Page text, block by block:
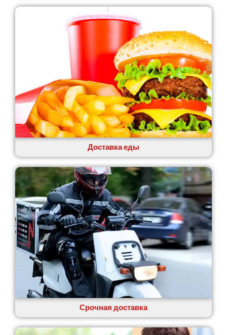
Лубны
Лука-Мелешковская
Миргород
Авангард
Нетешин
Нежин
Никитинцы
Николаев
Никополь
Новоалександровка
Новомосковск
Новоселки
Нововолынск
Обухов
Обуховка
Одесса
Острог
Павлоград
Переяслав
Первомайск
Песочин
Петриков
Петропавловская Борщаговка
Подгородное
Доставка еды
Срочная доставка